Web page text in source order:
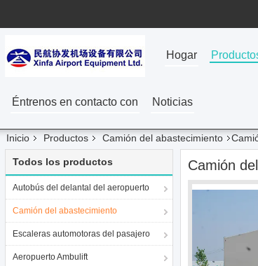
Hogar
Éntrenos en contacto con Noticias
Inicio Productos Camión del abastecimiento
Todos los productos
Autobús del delantal del aeropuerto
Camión del abastecimiento
Escaleras automotoras del pasajero
Aeropuerto Ambulift
Camión